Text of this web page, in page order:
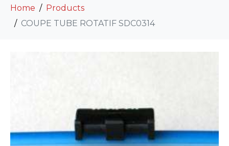
Home
Products
COUPE TUBE ROTATIF SDC0314